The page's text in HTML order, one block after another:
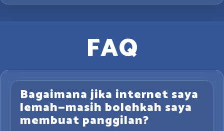
FAQ
Bagaimana jika internet saya
lemah—masih bolehkah saya
membuat panggilan?